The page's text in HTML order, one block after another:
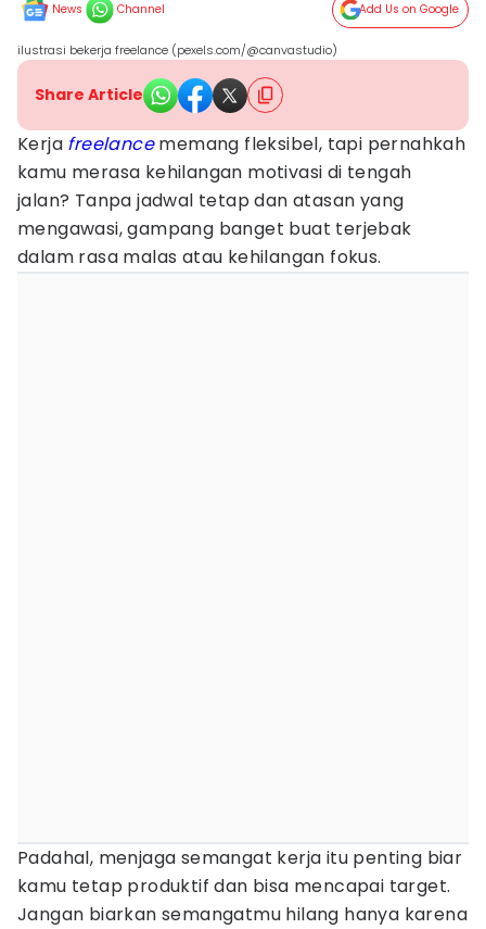
News Channel Add Us on Google
ilustrasi bekerja freelance (pexels.com/@canvastudio)
Share Article
Kerja freelancememang fleksibel, tapi pernahkah
kamu merasa kehilangan motivasi di tengah
jalan? Tanpa jadwal tetap dan atasan yang
mengawasi, gampang banget buat terjebak
dalam rasa malas atau kehilangan fokus.
Padahal, menjaga semangat kerja itu penting biar
kamu tetap produktif dan bisa mencapai target.
Jangan biarkan semangatmu hilang hanya karena